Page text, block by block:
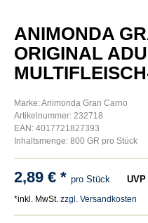
ANIMONDA
ORIGINAL
Marke: Animonda Gran Carno
Artikelnummer: 232718
EAN: 4017721827393
Inhaltsmenge: 800 GR pro Stück
2,89 € * pro Stück UVP
*inkl. MwSt. zzgl. Versandkosten